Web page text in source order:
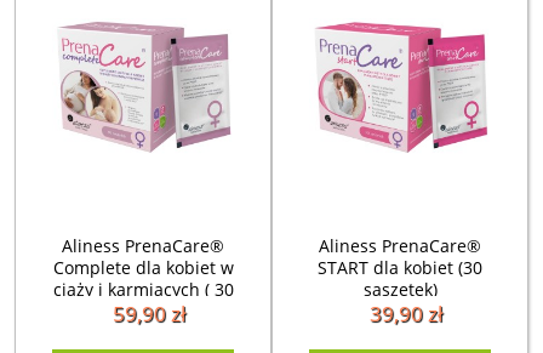
Aliness PrenaCare®
Complete dla kobiet w
ciąży i karmiących ( 30
saszetek)
59,90 zł
Aliness PrenaCare®
START dla kobiet (30
saszetek)
39,90 zł